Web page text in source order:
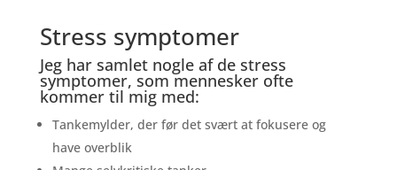
Stress symptomer
Jeg har samlet nogle af de stress
symptomer, som mennesker ofte
kommer til mig med:
Tankemylder, der før det svært at fokusere og
have overblik